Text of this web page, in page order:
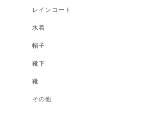
レインコート
水着
帽子
靴下
靴
その他